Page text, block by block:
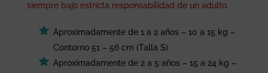
siempre bajo estricta responsabilidad de un adulto.
Aproximadamente de 1 a 2 años – 10 a 15 kg –
Contorno 51 – 56 cm (Talla S)
Aproximadamente de 2 a 5 años – 15 a 24 kg –